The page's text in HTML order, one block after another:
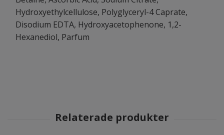
Hydroxyethylcellulose, Polyglyceryl-4 Caprate,
Disodium EDTA, Hydroxyacetophenone, 1,2-
Hexanediol, Parfum